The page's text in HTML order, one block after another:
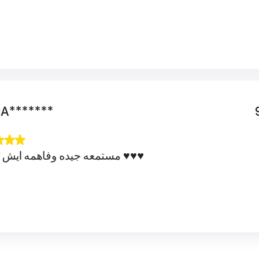
A*******
مستمعه جيده وفاهمه ايش تسوي ♥️♥️♥️